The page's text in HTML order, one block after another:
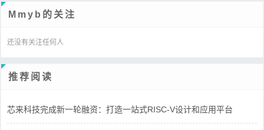
Mmyb的关注
还没有关注任何人
推荐阅读
芯来科技完成新一轮融资：打造一站式RISC-V设计和应用平台